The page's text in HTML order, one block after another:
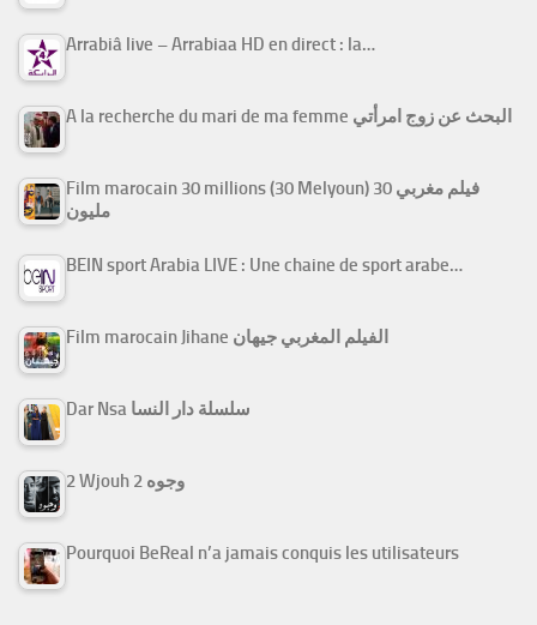
Arrabiâ live – Arrabiaa HD en direct : la…
A la recherche du mari de ma femme البحث عن زوج امرأتي
Film marocain 30 millions (30 Melyoun) فيلم مغربي 30
مليون
BEIN sport Arabia LIVE : Une chaine de sport arabe…
Film marocain Jihane الفيلم المغربي جيهان
Dar Nsa سلسلة دار النسا
2 Wjouh 2 وجوه
Pourquoi BeReal n’a jamais conquis les utilisateurs